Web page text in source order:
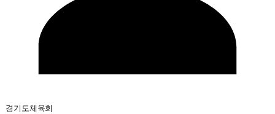
경기도체육회